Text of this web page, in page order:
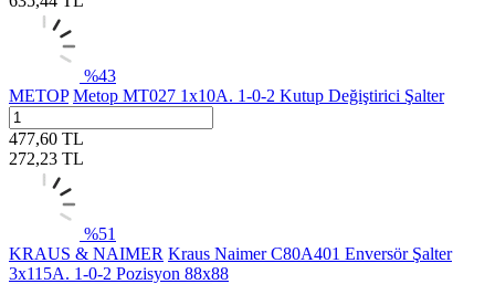
%43
METOP Metop MT027 1x10A. 1-0-2 Kutup Değiştirici Şalter
477,60 TL
272,23 TL
%51
KRAUS & NAIMER Kraus Naimer C80A401 Enversör Şalter
3x115A. 1-0-2 Pozisyon 88x88